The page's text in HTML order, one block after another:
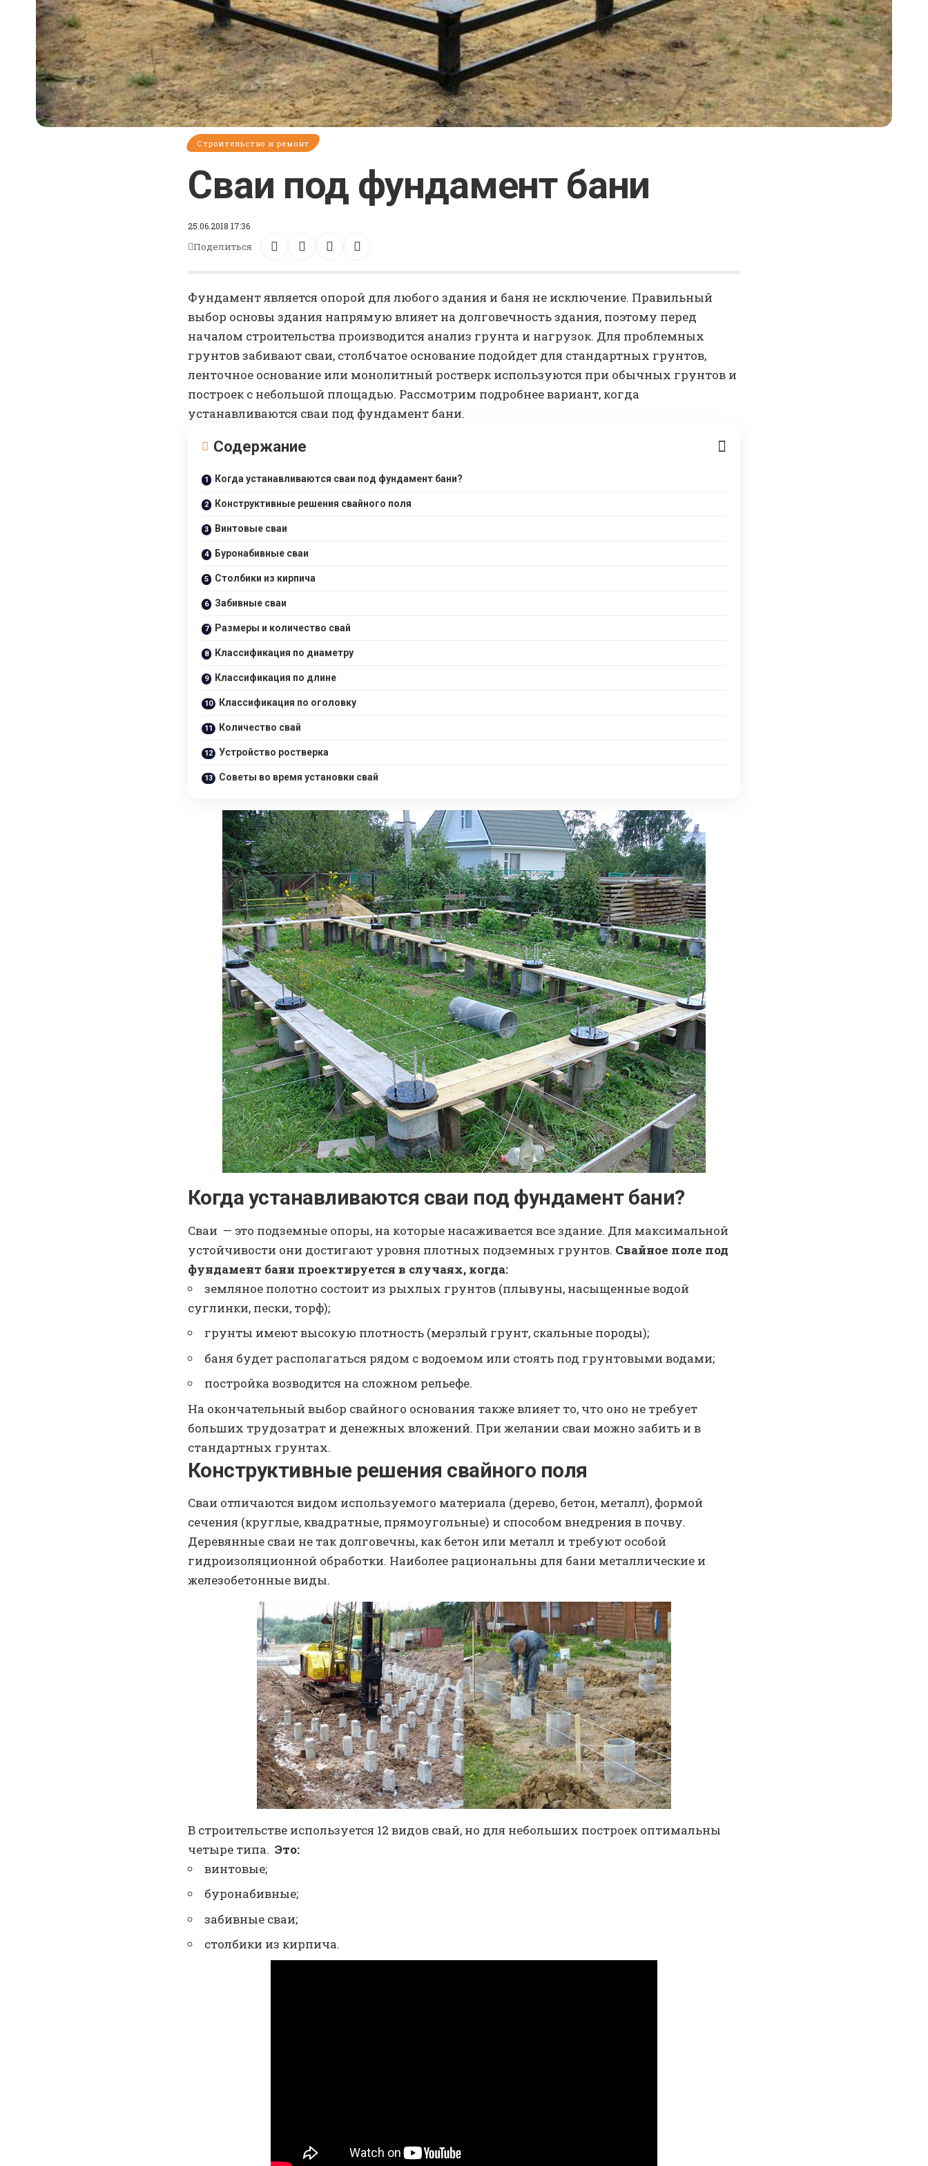
Строительство и ремонт
Сваи под фундамент бани
25.06.2018 17:36
Поделиться
Фундамент является опорой для любого здания и баня не исключение. Правильный
выбор основы здания напрямую влияет на долговечность здания, поэтому перед
началом строительства производится анализ грунта и нагрузок. Для проблемных
грунтов забивают сваи, столбчатое основание подойдет для стандартных грунтов,
ленточное основание или монолитный ростверк используются при обычных грунтов и
построек с небольшой площадью. Рассмотрим подробнее вариант, когда
устанавливаются сваи под фундамент бани.
Содержание
Когда устанавливаются сваи под фундамент бани?
Конструктивные решения свайного поля
Винтовые сваи
Буронабивные сваи
Столбики из кирпича
Забивные сваи
Размеры и количество свай
Классификация по диаметру
Классификация по длине
Классификация по оголовку
Количество свай
Устройство ростверка
Советы во время установки свай
Когда устанавливаются сваи под фундамент бани?
Сваи — это подземные опоры, на которые насаживается все здание. Для максимальной
устойчивости они достигают уровня плотных подземных грунтов. Свайное поле под
фундамент бани проектируется в случаях, когда:
земляное полотно состоит из рыхлых грунтов (плывуны, насыщенные водой
суглинки, пески, торф);
грунты имеют высокую плотность (мерзлый грунт, скальные породы);
баня будет располагаться рядом с водоемом или стоять под грунтовыми водами;
постройка возводится на сложном рельефе.
На окончательный выбор свайного основания также влияет то, что оно не требует
больших трудозатрат и денежных вложений. При желании сваи можно забить и в
стандартных грунтах.
Конструктивные решения свайного поля
Сваи отличаются видом используемого материала (дерево, бетон, металл), формой
сечения (круглые, квадратные, прямоугольные) и способом внедрения в почву.
Деревянные сваи не так долговечны, как бетон или металл и требуют особой
гидроизоляционной обработки. Наиболее рациональны для бани металлические и
железобетонные виды.
В строительстве используется 12 видов свай, но для небольших построек оптимальны
четыре типа. Это:
винтовые;
буронабивные;
забивные сваи;
столбики из кирпича.